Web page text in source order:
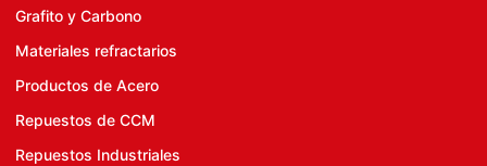
Grafito y Carbono
Materiales refractarios
Productos de Acero
Repuestos de CCM
Repuestos Industriales